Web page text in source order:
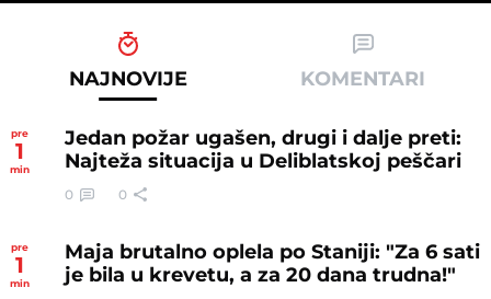
NAJNOVIJE KOMENTARI
pre
1
min
Jedan požar ugašen, drugi i dalje preti:
Najteža situacija u Deliblatskoj peščari
0 0
pre
1
min
Maja brutalno oplela po Staniji: "Za 6 sati
je bila u krevetu, a za 20 dana trudna!"